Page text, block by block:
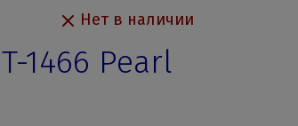
Нет в наличии
1466 Pearl